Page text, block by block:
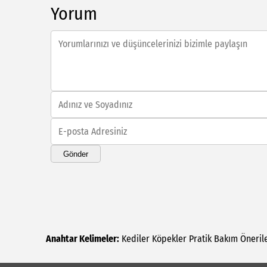
Yorum
Gönder
Anahtar Kelimeler: Kediler Köpekler Pratik Bakım